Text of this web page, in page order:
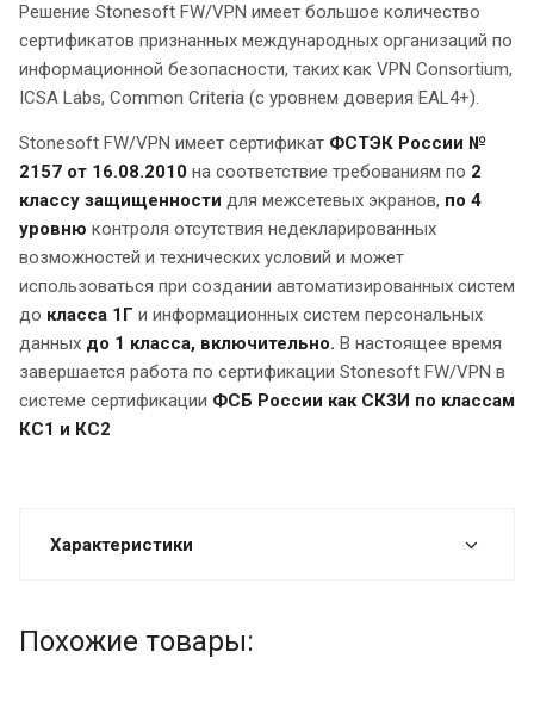
Решение Stonesoft FW/VPN имеет большое количество
сертификатов признанных международных организаций по
информационной безопасности, таких как VPN Consortium,
ICSA Labs, Common Criteria (с уровнем доверия EAL4+).
Stonesoft FW/VPN имеет сертификат ФСТЭК России №
2157 от 16.08.2010 на соответствие требованиям по 2
классу защищенности для межсетевых экранов, по 4
уровню контроля отсутствия недекларированных
возможностей и технических условий и может
использоваться при создании автоматизированных систем
до класса 1Г и информационных систем персональных
данных до 1 класса, включительно. В настоящее время
завершается работа по сертификации Stonesoft FW/VPN в
системе сертификации ФСБ России как СКЗИ по классам
КС1 и КС2
Характеристики
Похожие товары: